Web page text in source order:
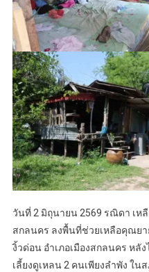
วันที่ 2 มิถุนายน 2569 รณิดา เห
สกลนคร ลงพื้นที่ช่วยเหลือคุณย
งิ้วด่อน อำเภอเมืองสกลนคร หลั
เลี้ยงดูเหลน 2 คนเพียงลำพัง ใ